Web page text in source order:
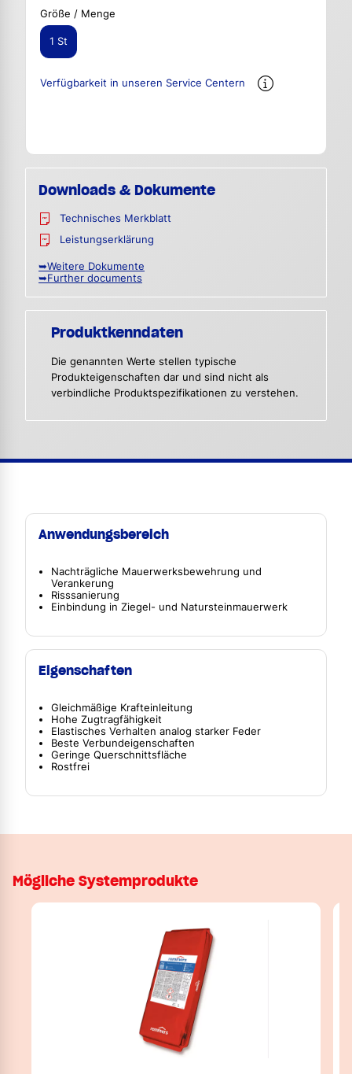
Größe / Menge
1 St
Verfügbarkeit in unseren Service Centern
Downloads & Dokumente
Technisches Merkblatt
Leistungserklärung
➥Weitere Dokumente
➥Further documents
Produktkenndaten
Die genannten Werte stellen typische
Produkteigenschaften dar und sind nicht als
verbindliche Produktspezifikationen zu verstehen.
Anwendungsbereich
Nachträgliche Mauerwerksbewehrung und
Verankerung
Risssanierung
Einbindung in Ziegel- und Natursteinmauerwerk
Eigenschaften
Gleichmäßige Krafteinleitung
Hohe Zugtragfähigkeit
Elastisches Verhalten analog starker Feder
Beste Verbundeigenschaften
Geringe Querschnittsfläche
Rostfrei
Mögliche Systemprodukte